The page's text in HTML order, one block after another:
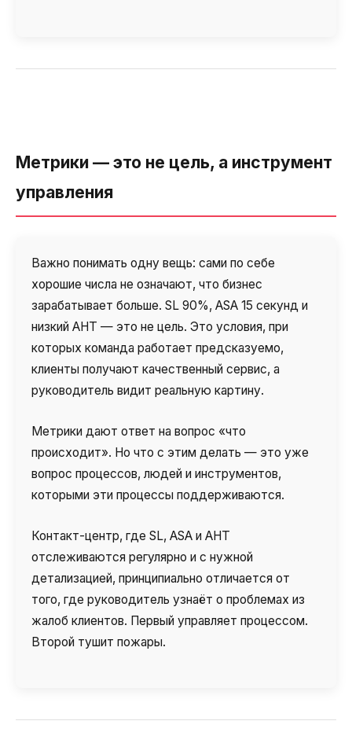
Метрики — это не цель, а инструмент
управления
Важно понимать одну вещь: сами по себе
хорошие числа не означают, что бизнес
зарабатывает больше. SL 90%, ASA 15 секунд и
низкий AHT — это не цель. Это условия, при
которых команда работает предсказуемо,
клиенты получают качественный сервис, а
руководитель видит реальную картину.
Метрики дают ответ на вопрос «что
происходит». Но что с этим делать — это уже
вопрос процессов, людей и инструментов,
которыми эти процессы поддерживаются.
Контакт-центр, где SL, ASA и AHT
отслеживаются регулярно и с нужной
детализацией, принципиально отличается от
того, где руководитель узнаёт о проблемах из
жалоб клиентов. Первый управляет процессом.
Второй тушит пожары.